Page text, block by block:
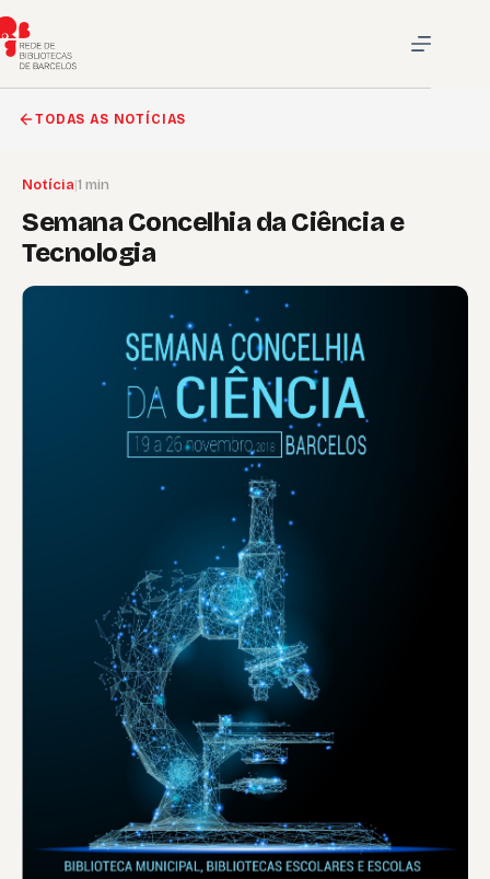
para
o
conteúdo
TODAS AS NOTÍCIAS
Notícia|1 min
Semana Concelhia da Ciência e
Tecnologia